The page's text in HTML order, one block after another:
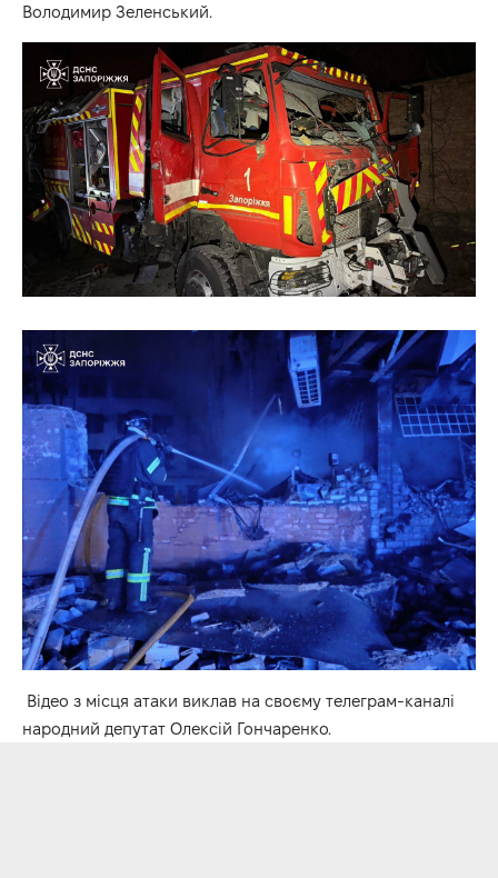
Володимир Зеленський.
Відео з місця атаки виклав на своєму телеграм-каналі
народний депутат Олексій Гончаренко.